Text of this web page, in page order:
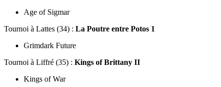
Age of Sigmar
Tournoi à Lattes (34) : La Poutre entre Potos 1
Grimdark Future
Tournoi à Liffré (35) : Kings of Brittany II
Kings of War